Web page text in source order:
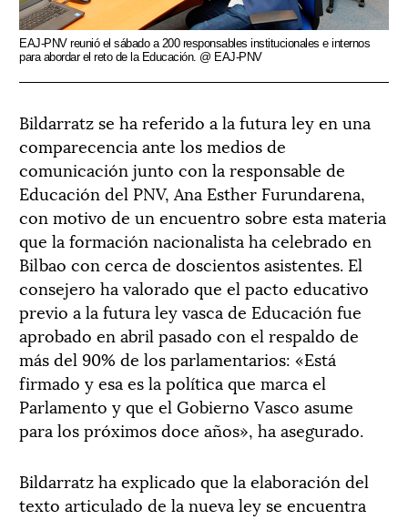
EAJ-PNV reunió el sábado a 200 responsables institucionales e internos
para abordar el reto de la Educación. @ EAJ-PNV
Bildarratz se ha referido a la futura ley en una
comparecencia ante los medios de
comunicación junto con la responsable de
Educación del PNV, Ana Esther Furundarena,
con motivo de un encuentro sobre esta materia
que la formación nacionalista ha celebrado en
Bilbao con cerca de doscientos asistentes. El
consejero ha valorado que el pacto educativo
previo a la futura ley vasca de Educación fue
aprobado en abril pasado con el respaldo de
más del 90% de los parlamentarios: «Está
firmado y esa es la política que marca el
Parlamento y que el Gobierno Vasco asume
para los próximos doce años», ha asegurado.
Bildarratz ha explicado que la elaboración del
texto articulado de la nueva ley se encuentra